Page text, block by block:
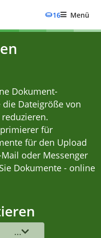
16 Menü
Dokument-
Dateigröße von
für
für den Upload
oder Messenger
Dokumente - online
...